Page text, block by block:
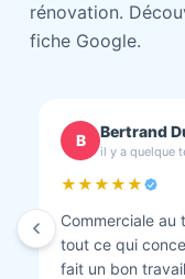
rénovation.
fiche Google.
C chantal
il y a quelque
★★★★★
Isolation
Travaux bien
tout est nickel